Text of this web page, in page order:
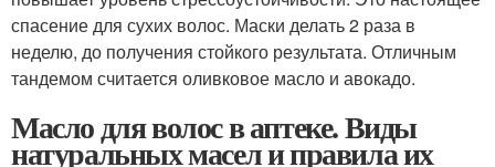
спасение для сухих волос. Маски делать 2 раза в
неделю, до получения стойкого результата. Отличным
тандемом считается оливковое масло и авокадо.
Масло для волос в аптеке. Виды
натуральных масел и правила их